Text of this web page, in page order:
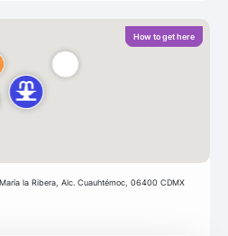
How to get here
la Ribera, Alc. Cuauhtémoc, 06400 CDMX